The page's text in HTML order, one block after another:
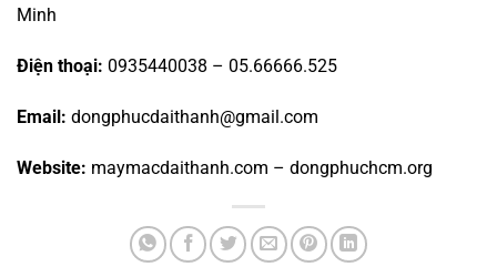
Minh
Điện thoại: 0935440038 – 05.66666.525
Email: dongphucdaithanh@gmail.com
Website: maymacdaithanh.com – dongphuchcm.org